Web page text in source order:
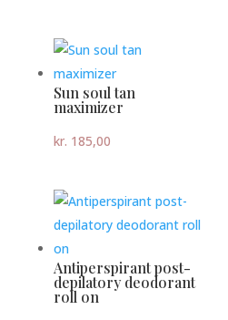
Sun soul tan
maximizer
kr. 185,00
Antiperspirant post-
depilatory deodorant
roll on